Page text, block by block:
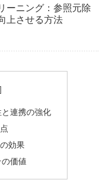
ーニング：参照元除
上させる方法
連携の強化
効果
価値